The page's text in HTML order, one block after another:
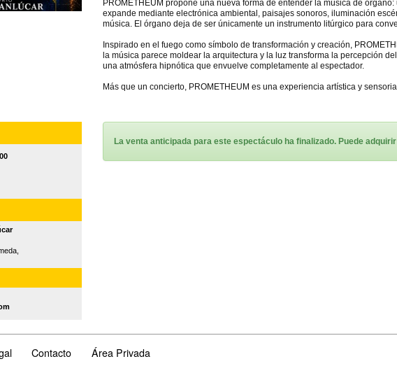
PROMETHEUM propone una nueva forma de entender la música de
expande mediante electrónica ambiental, paisajes sonoros, iluminación
música. El órgano deja de ser únicamente un instrumento litúrgico para
Inspirado en el fuego como símbolo de transformación y creación,
la música parece moldear la arquitectura y la luz transforma la percepción
una atmósfera hipnótica que envuelve completamente al espectador.
Más que un concierto, PROMETHEUM es una experiencia artística y
La venta anticipada para este espectáculo ha finalizado. Puede
Contacto Área Privada